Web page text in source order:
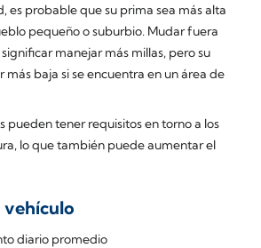
es probable que su prima sea más alta
pequeño o suburbio. Mudar fuera
manejar más millas, pero su
baja si se encuentra en un área de
pueden tener requisitos en torno a los
lo que también puede aumentar el
vehículo
diario promedio